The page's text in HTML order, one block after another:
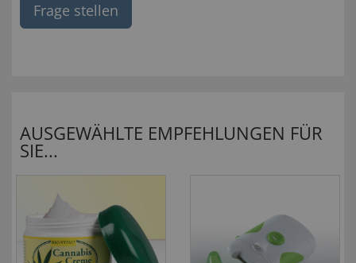
Frage stellen
AUSGEWÄHLTE EMPFEHLUNGEN FÜR
SIE...